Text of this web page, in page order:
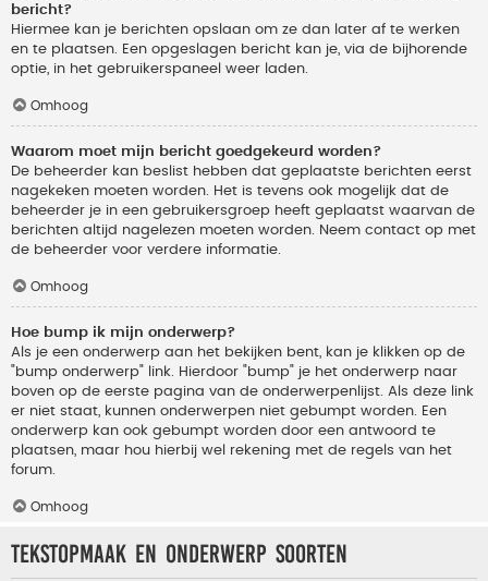
bericht?
Hiermee kan je berichten opslaan om ze dan later af te werken
en te plaatsen. Een opgeslagen bericht kan je, via de bijhorende
optie, in het gebruikerspaneel weer laden.
Omhoog
Waarom moet mijn bericht goedgekeurd worden?
De beheerder kan beslist hebben dat geplaatste berichten eerst
nagekeken moeten worden. Het is tevens ook mogelijk dat de
beheerder je in een gebruikersgroep heeft geplaatst waarvan de
berichten altijd nagelezen moeten worden. Neem contact op met
de beheerder voor verdere informatie.
Omhoog
Hoe bump ik mijn onderwerp?
Als je een onderwerp aan het bekijken bent, kan je klikken op de
"bump onderwerp" link. Hierdoor "bump" je het onderwerp naar
boven op de eerste pagina van de onderwerpenlijst. Als deze link
er niet staat, kunnen onderwerpen niet gebumpt worden. Een
onderwerp kan ook gebumpt worden door een antwoord te
plaatsen, maar hou hierbij wel rekening met de regels van het
forum.
Omhoog
Tekstopmaak en onderwerp soorten